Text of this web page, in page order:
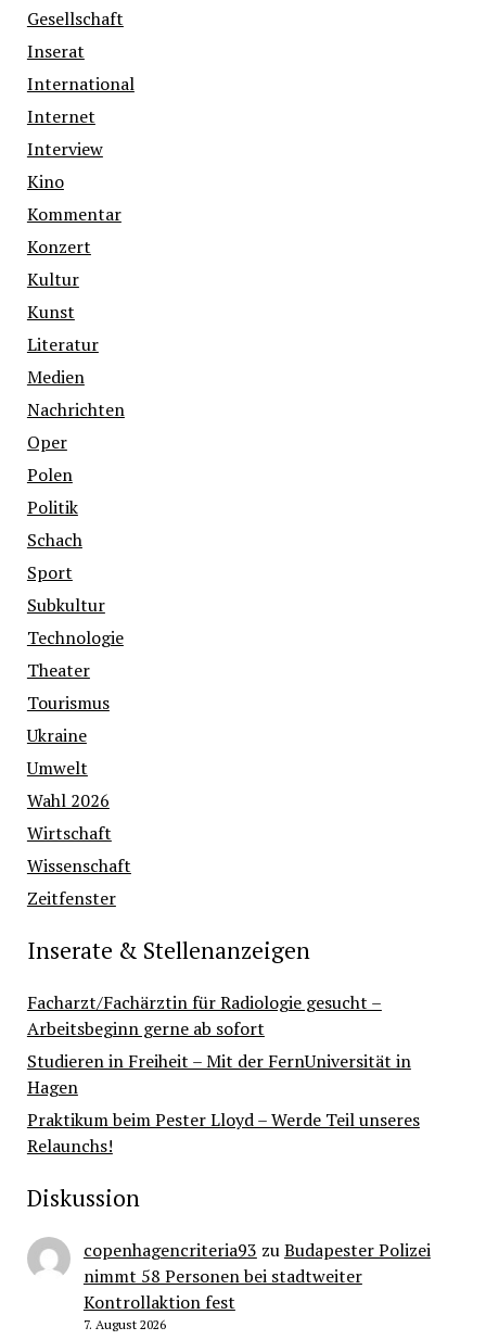
Gesellschaft
Inserat
International
Internet
Interview
Kino
Kommentar
Konzert
Kultur
Kunst
Literatur
Medien
Nachrichten
Oper
Polen
Politik
Schach
Sport
Subkultur
Technologie
Theater
Tourismus
Ukraine
Umwelt
Wahl 2026
Wirtschaft
Wissenschaft
Zeitfenster
Inserate & Stellenanzeigen
Facharzt/Fachärztin für Radiologie gesucht –
Arbeitsbeginn gerne ab sofort
Studieren in Freiheit – Mit der FernUniversität in
Hagen
Praktikum beim Pester Lloyd – Werde Teil unseres
Relaunchs!
Diskussion
copenhagencriteria93 zuBudapester Polizei
nimmt 58 Personen bei stadtweiter
Kontrollaktion fest
7. August 2026